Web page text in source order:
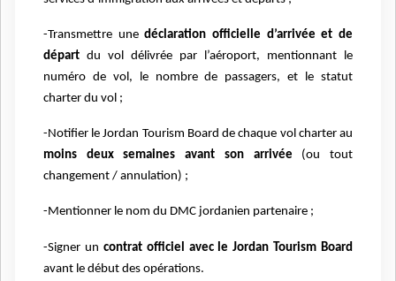
-Transmettre unedéclaration officielle d’arrivée et de
départ du vol délivrée par l’aéroport, mentionnant le
numéro de vol, le nombre de passagers, et le statut
charter du vol ;
-Notifier le Jordan Tourism Board de chaque vol charter au
moins deux semaines avant son arrivée (ou tout
changement / annulation) ;
-Mentionner le nom du DMC jordanien partenaire ;
-Signer un contrat officiel avec le Jordan Tourism Board
avant le début des opérations.